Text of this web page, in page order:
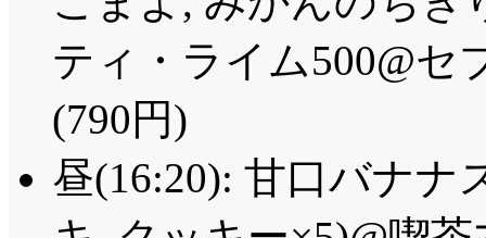
ティ・ライム500@セ
(790円)
昼(16:20): 甘口バナナ